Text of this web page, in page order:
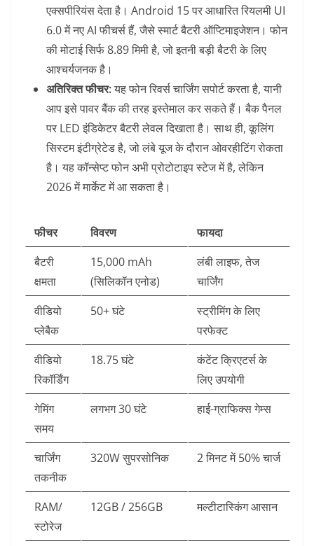
एक्सपीरियंस देता है। Android 15 पर आधारित रियलमी UI
6.0 में नए AI फीचर्स हैं, जैसे स्मार्ट बैटरी ऑप्टिमाइजेशन। फोन
की मोटाई सिर्फ 8.89 मिमी है, जो इतनी बड़ी बैटरी के लिए
आश्चर्यजनक है।
अतिरिक्त फीचर:यह फोन रिवर्स चार्जिंग सपोर्ट करता है, यानी
आप इसे पावर बैंक की तरह इस्तेमाल कर सकते हैं। बैक पैनल
पर LED इंडिकेटर बैटरी लेवल दिखाता है। साथ ही, कूलिंग
सिस्टम इंटीग्रेटेड है, जो लंबे यूज के दौरान ओवरहीटिंग रोकता
है। यह कॉन्सेप्ट फोन अभी प्रोटोटाइप स्टेज में है, लेकिन
2026 में मार्केट में आ सकता है।
फीचर विवरण
फायदा
बैटरी
क्षमता
15,000 mAh
(सिलिकॉन एनोड)
लंबी लाइफ, तेज
चार्जिंग
वीडियो
प्लेबैक
50+ घंटे
स्ट्रीमिंग के लिए
परफेक्ट
वीडियो
रिकॉर्डिंग
18.75 घंटे
कंटेंट क्रिएटर्स के
लिए उपयोगी
गेमिंग
समय
लगभग 30 घंटे हाई-ग्राफिक्स गेम्स
चार्जिंग
तकनीक
320W सुपरसोनिक 2 मिनट में 50% चार्ज
RAM/
स्टोरेज
12GB / 256GB मल्टीटास्किंग आसान